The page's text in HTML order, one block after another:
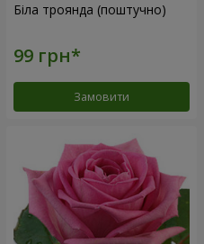
Біла троянда (поштучно)
Замовити